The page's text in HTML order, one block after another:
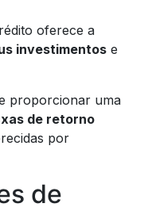
oferece a
investimentos e
proporcionar uma
de retorno
por
de